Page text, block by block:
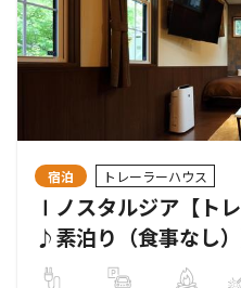
宿泊 トレーラーハウス
Ⅰノスタルジア【ト
♪素泊り（食事なし）